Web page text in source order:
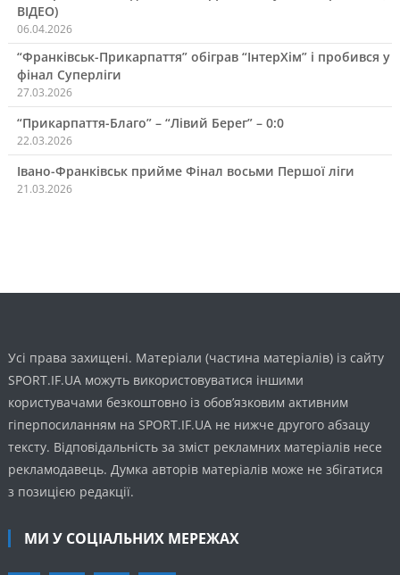
ВІДЕО)
06.04.2026
“Франківськ-Прикарпаття” обіграв “ІнтерХім” і пробився у
фінал Суперліги
27.03.2026
“Прикарпаття-Благо” – “Лівий Берег” – 0:0
22.03.2026
Івано-Франківськ прийме Фінал восьми Першої ліги
21.03.2026
Усі права захищені. Матеріали (частина матеріалів) із сайту
SPORT.IF.UA можуть використовуватися іншими
користувачами безкоштовно із обов’язковим активним
гіперпосиланням на SPORT.IF.UA не нижче другого абзацу
тексту. Відповідальність за зміст рекламних матеріалів несе
рекламодавець. Думка авторів матеріалів може не збігатися
з позицією редакції.
МИ У СОЦІАЛЬНИХ МЕРЕЖАХ